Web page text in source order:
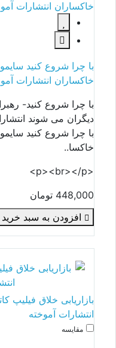
با چرا شروع کنید
خاکساران انتشارات
با چرا شروع کنید-
دیگران می شوند
با چرا شروع کنید
خاکسا..
448,000 تومان
افزودن به سبد خرید
بازاریابی خلاق فیلیپ
انتشارات آموخته
مقایسه